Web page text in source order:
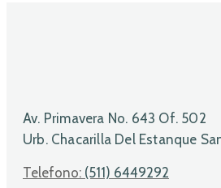
Av. Primavera No. 643 Of. 502
Urb. Chacarilla Del Estanque
Telefono: (511) 6449292